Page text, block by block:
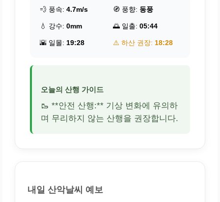
💨 풍속: 4.7m/s 🧭 풍향: 동풍
💧 강수: 0mm 🌅 일출: 05:44
🌇 일몰: 19:28 ⚠️ 하산 권장: 18:28
오늘의 산행 가이드
🥾 **안전 산행:** 기상 변화에 유의하
며 무리하지 않는 산행을 권장합니다.
내일 산악날씨 예보